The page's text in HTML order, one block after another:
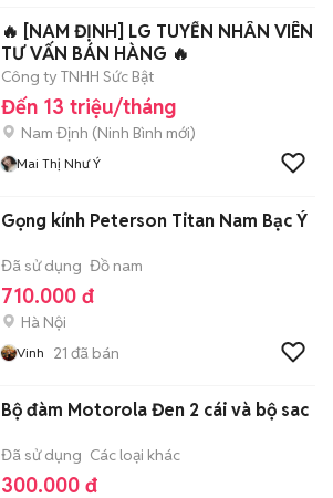
🔥 [NAM ĐỊNH] LG TUYỂN NHÂN VIÊN
TƯ VẤN BÁN HÀNG 🔥
Công ty TNHH Sức Bật
Đến 13 triệu/tháng
Nam Định (Ninh Bình mới)
Mai Thị Như Ý
Gọng kính Peterson Titan Nam Bạc Ý
Đã sử dụng Đồ nam
710.000 đ
Hà Nội
Vinh 21 đã bán
Bộ đàm Motorola Đen 2 cái và bộ sac
Đã sử dụng Các loại khác
300.000 đ